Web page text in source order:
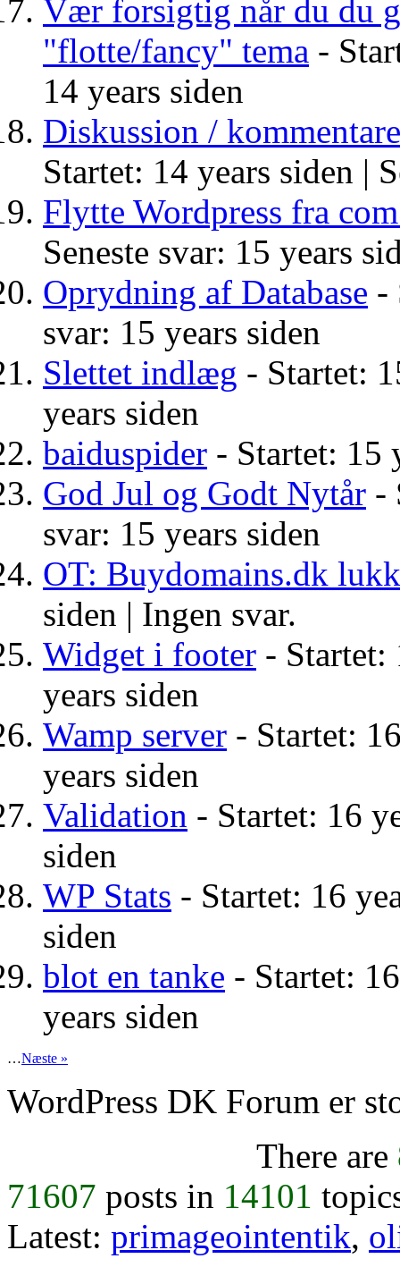
Vær forsigtig når du du
"flotte/fancy" tema -
14 years siden
Diskussion /
Startet: 14 years siden |
Flytte Wordpress fra
Seneste svar: 15 years
Oprydning af Database -
svar: 15 years siden
Slettet indlæg - Startet:
years siden
baiduspider - Startet: 15
God Jul og Godt Nytår -
svar: 15 years siden
OT: Buydomains.dk
siden | Ingen svar.
Widget i footer - Startet:
years siden
Wamp server - Startet:
years siden
Validation - Startet: 16
siden
WP Stats - Startet: 16
siden
blot en tanke - Startet:
years siden
…Næste »
WordPress DK Forum er
There are
71607 posts in 14101
Latest: primageointentik,